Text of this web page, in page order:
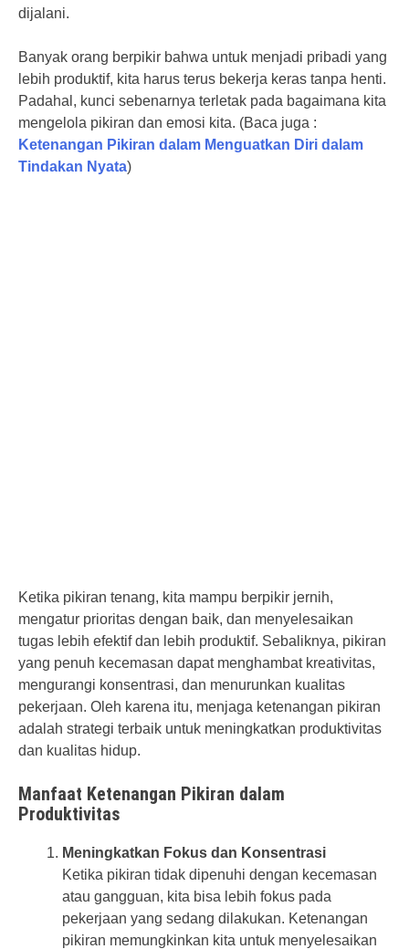
dijalani.
Banyak orang berpikir bahwa untuk menjadi pribadi yang
lebih produktif, kita harus terus bekerja keras tanpa henti.
Padahal, kunci sebenarnya terletak pada bagaimana kita
mengelola pikiran dan emosi kita. (Baca juga :
Ketenangan Pikiran dalam Menguatkan Diri dalam
Tindakan Nyata)
Ketika pikiran tenang, kita mampu berpikir jernih,
mengatur prioritas dengan baik, dan menyelesaikan
tugas lebih efektif dan lebih produktif. Sebaliknya, pikiran
yang penuh kecemasan dapat menghambat kreativitas,
mengurangi konsentrasi, dan menurunkan kualitas
pekerjaan. Oleh karena itu, menjaga ketenangan pikiran
adalah strategi terbaik untuk meningkatkan produktivitas
dan kualitas hidup.
Manfaat Ketenangan Pikiran dalam
Produktivitas
Meningkatkan Fokus dan Konsentrasi
Ketika pikiran tidak dipenuhi dengan kecemasan
atau gangguan, kita bisa lebih fokus pada
pekerjaan yang sedang dilakukan. Ketenangan
pikiran memungkinkan kita untuk menyelesaikan